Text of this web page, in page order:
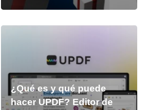
¿Qué es y qué puede
hacer UPDF? Editor de